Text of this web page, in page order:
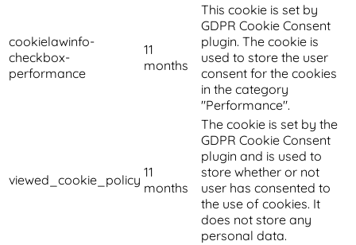
cookielawinfo-
checkbox-
performance
11
months
This cookie is set by
GDPR Cookie Consent
plugin. The cookie is
used to store the user
consent for the cookies
in the category
"Performance".
viewed_cookie_policy 11
months
The cookie is set by the
GDPR Cookie Consent
plugin and is used to
store whether or not
user has consented to
the use of cookies. It
does not store any
personal data.